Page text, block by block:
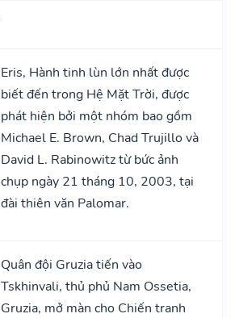
Eris, Hành tinh lùn lớn nhất được
biết đến trong Hệ Mặt Trời, được
phát hiện bởi một nhóm bao gồm
Michael E. Brown, Chad Trujillo và
David L. Rabinowitz từ bức ảnh
chụp ngày 21 tháng 10, 2003, tại
đài thiên văn Palomar.
Quân đội Gruzia tiến vào
Tskhinvali, thủ phủ Nam Ossetia,
Gruzia, mở màn cho Chiến tranh